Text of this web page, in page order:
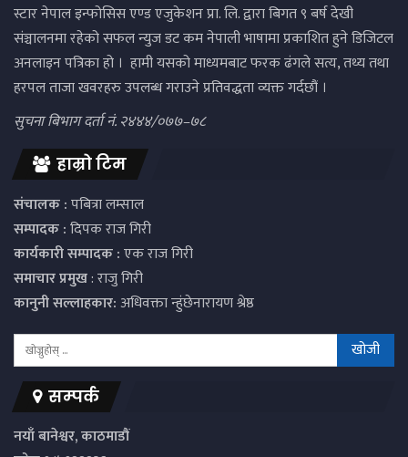
स्टार नेपाल इन्फोसिस एण्ड एजुकेशन प्रा. लि. द्वारा बिगत ९ बर्ष देखी
संञ्चालनमा रहेको सफल न्युज डट कम नेपाली भाषामा प्रकाशित हुने डिजिटल
अनलाइन पत्रिका हो । हामी यसको माध्यमबाट फरक ढंगले सत्य, तथ्य तथा
हरपल ताजा खवरहरु उपलब्ध गराउने प्रतिवद्धता व्यक्त गर्दछौं ।
सुचना बिभाग दर्ता नं. २४४४/०७७–७८
हाम्रो टिम
संचालक :पबित्रा लम्साल
सम्पादक :दिपक राज गिरी
कार्यकारी सम्पादक :एक राज गिरी
समाचार प्रमुख: राजु गिरी
कानुनी सल्लाहकार:अधिवक्ता न्हुंछेनारायण श्रेष्ठ
सम्पर्क
नयाँ बानेश्वर, काठमाडौं